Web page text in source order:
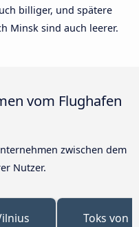
billiger, und spätere
Minsk sind auch leerer.
vom Flughafen
zwischen dem
Nutzer.
Toks von